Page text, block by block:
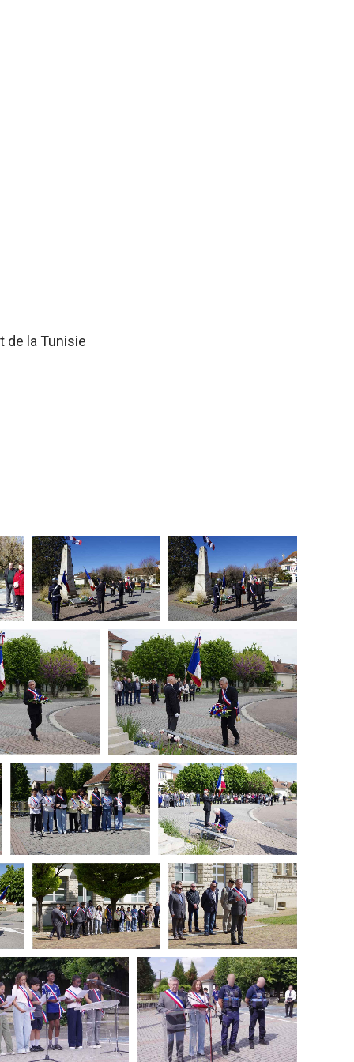
de la Tunisie